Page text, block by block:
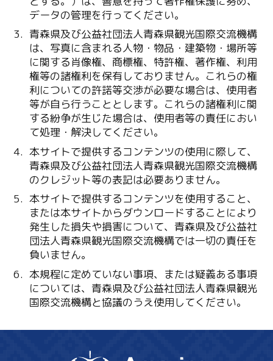
データの管理を行ってください。
青森県及び公益社団法人青森県観光国際交流機構
は、写真に含まれる人物・物品・建築物・場所等
に関する肖像権、商標権、特許権、著作権、利用
権等の諸権利を保有しておりません。これらの権
利についての許諾等交渉が必要な場合は、使用者
等が自ら行うこととします。これらの諸権利に関
する紛争が生じた場合は、使用者等の責任におい
て処理・解決してください。
本サイトで提供するコンテンツの使用に際して、
青森県及び公益社団法人青森県観光国際交流機構
のクレジット等の表記は必要ありません。
本サイトで提供するコンテンツを使用すること、
または本サイトからダウンロードすることにより
発生した損失や損害について、青森県及び公益社
団法人青森県観光国際交流機構では一切の責任を
負いません。
本規程に定めていない事項、または疑義ある事項
については、青森県及び公益社団法人青森県観光
国際交流機構と協議のうえ使用してください。